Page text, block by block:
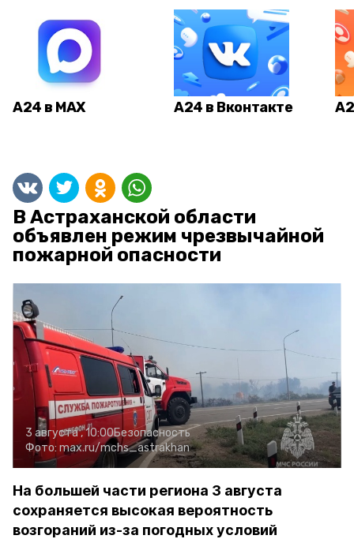
А24 в MAX А24 в Вконтакте
В Астраханской области
объявлен режим чрезвычайной
пожарной опасности
3 августа , 10:00Безопасность
Фото: max.ru/mchs_astrakhan
На большей части региона 3 августа
сохраняется высокая вероятность
возгораний из-за погодных условий